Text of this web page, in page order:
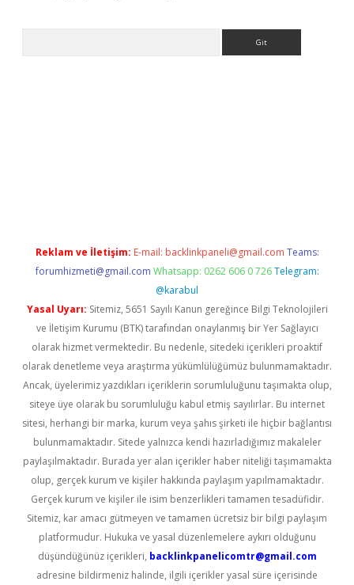
Reklam ve İletişim: E-mail: backlinkpaneli@gmail.com Teams:
forumhizmeti@gmail.com Whatsapp: 0262 606 0 726 Telegram:
@karabul
Yasal Uyarı: Sitemiz, 5651 Sayılı Kanun gereğince Bilgi Teknolojileri
ve İletişim Kurumu (BTK) tarafından onaylanmış bir Yer Sağlayıcı
olarak hizmet vermektedir. Bu nedenle, sitedeki içerikleri proaktif
olarak denetleme veya araştırma yükümlülüğümüz bulunmamaktadır.
Ancak, üyelerimiz yazdıkları içeriklerin sorumluluğunu taşımakta olup,
siteye üye olarak bu sorumluluğu kabul etmiş sayılırlar. Bu internet
sitesi, herhangi bir marka, kurum veya şahıs şirketi ile hiçbir bağlantısı
bulunmamaktadır. Sitede yalnızca kendi hazırladığımız makaleler
paylaşılmaktadır. Burada yer alan içerikler haber niteliği taşımamakta
olup, gerçek kurum ve kişiler hakkında paylaşım yapılmamaktadır.
Gerçek kurum ve kişiler ile isim benzerlikleri tamamen tesadüfidir.
Sitemiz, kar amacı gütmeyen ve tamamen ücretsiz bir bilgi paylaşım
platformudur. Hukuka ve yasal düzenlemelere aykırı olduğunu
düşündüğünüz içerikleri, backlinkpanelicomtr@gmail.com
adresine bildirmeniz halinde, ilgili içerikler yasal süre içerisinde